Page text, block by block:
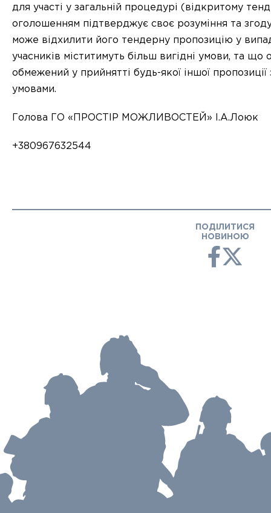
для участі у загальній процедурі (відкритому
оголошенням підтверджує своє розуміння та
може відхилити його тендерну пропозицію у
учасників міститимуть більш вигідні умови, та що
обмежений у прийнятті будь-якої іншої
умовами.
Голова ГО «ПРОСТІР МОЖЛИВОСТЕЙ» І.А.Лоюк
+380967632544
ПОДІЛИТИСЯ
НОВИНОЮ